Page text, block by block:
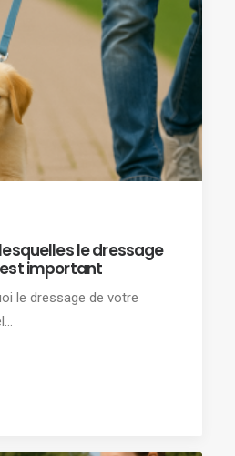
le dressage
important
le dressage de votre